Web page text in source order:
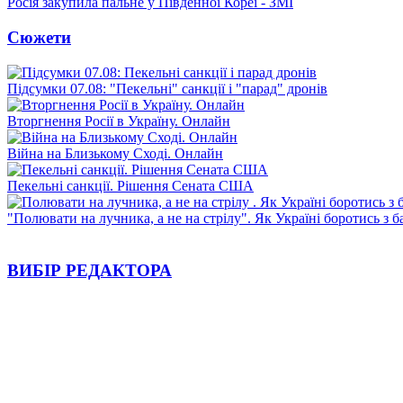
Сюжети
Підсумки 07.08: "Пекельні" санкції і "парад" дронів
Вторгнення Росії в Україну. Онлайн
Війна на Близькому Сході. Онлайн
Пекельні санкції. Рішення Сената США
"Полювати на лучника, а не на стрілу". Як Україні боротись з
ВИБІР РЕДАКТОРА